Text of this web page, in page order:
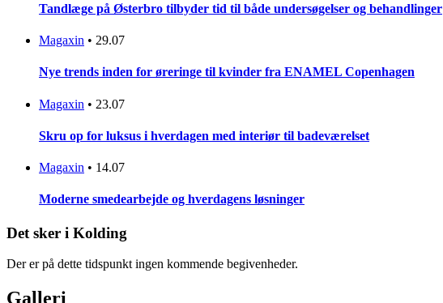
Tandlæge på Østerbro tilbyder tid til både undersøgelser og behandlinger
Magaxin • 29.07
Nye trends inden for øreringe til kvinder fra ENAMEL Copenhagen
Magaxin • 23.07
Skru op for luksus i hverdagen med interiør til badeværelset
Magaxin • 14.07
Moderne smedearbejde og hverdagens løsninger
Det sker i Kolding
Der er på dette tidspunkt ingen kommende begivenheder.
Galleri